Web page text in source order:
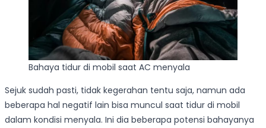
Bahaya tidur di mobil saat AC menyala
Sejuk sudah pasti, tidak kegerahan tentu saja, namun ada
beberapa hal negatif lain bisa muncul saat tidur di mobil
dalam kondisi menyala. Ini dia beberapa potensi bahayanya